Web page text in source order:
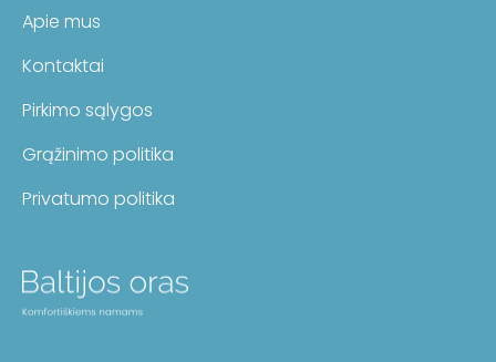
Apie mus
Kontaktai
Pirkimo sąlygos
Grąžinimo politika
Privatumo politika